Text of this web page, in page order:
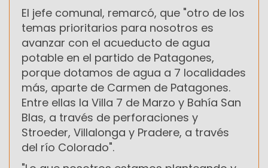
El jefe comunal, remarcó, que "otro de los
temas prioritarios para nosotros es
avanzar con el acueducto de agua
potable en el partido de Patagones,
porque dotamos de agua a 7 localidades
más, aparte de Carmen de Patagones.
Entre ellas la Villa 7 de Marzo y Bahía San
Blas, a través de perforaciones y
Stroeder, Villalonga y Pradere, a través
del río Colorado".